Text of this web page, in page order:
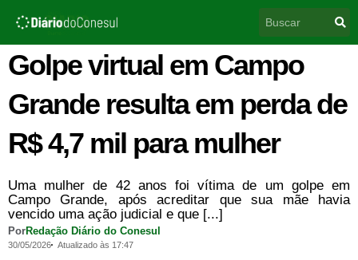
para
conteúdo
Golpe virtual em Campo
Grande resulta em perda de
R$ 4,7 mil para mulher
Uma mulher de 42 anos foi vítima de um golpe em
Campo Grande, após acreditar que sua mãe havia
vencido uma ação judicial e que [...]
PorRedação Diário do Conesul
30/05/2026 Atualizado às 17:47